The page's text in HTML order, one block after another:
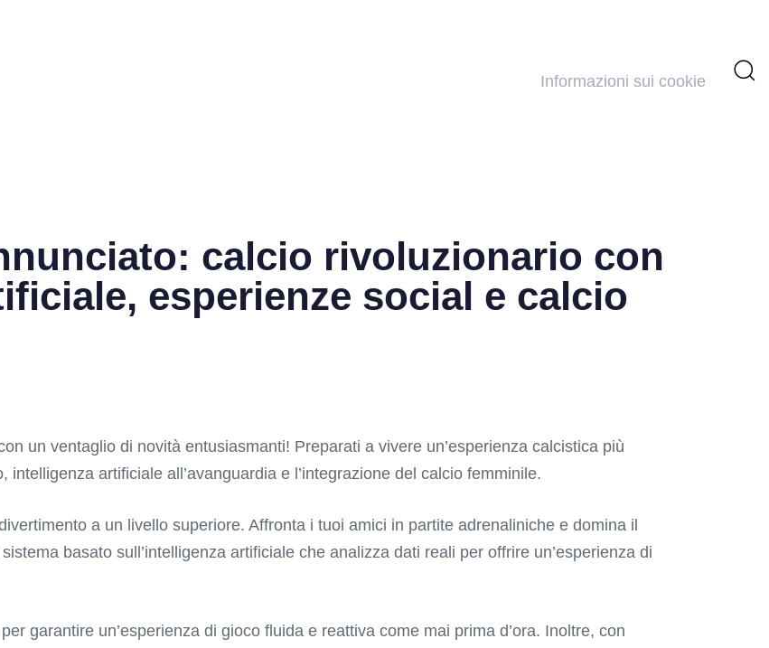
Informazioni sui cookie
calcio rivoluzionario con
esperienze social e calcio
un ventaglio di novità entusiasmanti! Preparati a vivere un’esperienza calcistica più
artificiale all’avanguardia e l’integrazione del calcio femminile.
a un livello superiore. Affronta i tuoi amici in partite adrenaliniche e domina il
basato sull’intelligenza artificiale che analizza dati reali per offrire un’esperienza di
garantire un’esperienza di gioco fluida e reattiva come mai prima d’ora. Inoltre, con